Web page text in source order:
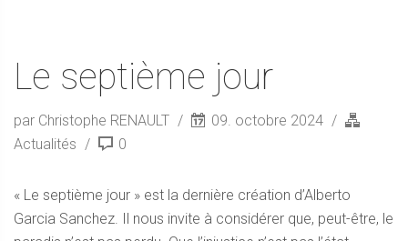
Le septième jour
par Christophe RENAULT
09. octobre 2024
Actualités
0
« Le septième jour » est la dernière création d’Alberto
Garcia Sanchez. Il nous invite à considérer que, peut-être, le